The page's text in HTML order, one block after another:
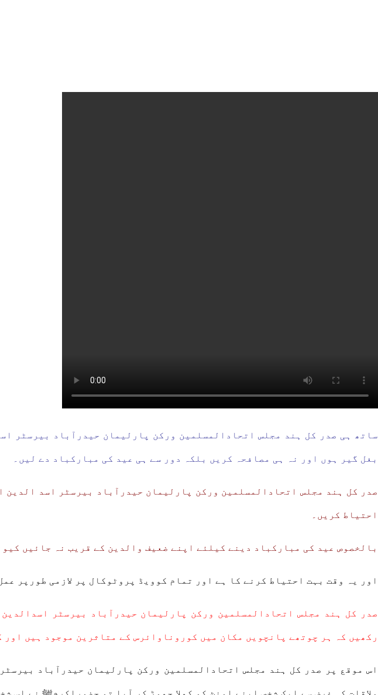
ساتھ ہی صدر کل ہند مجلس اتحادالمسلمین ورکن پارلیمان حیدرآباد بیرسٹر
بغل گیر ہوں اور نہ ہی مصافحہ کریں بلکہ دور سے ہی عید کی مبارکباد دے لیں۔
صدر کل ہند مجلس اتحادالمسلمین ورکن پارلیمان حیدرآباد بیرسٹر اسد
احتیاط کریں۔
بالخصوص عید کی مبارکباد دینے کیلئے اپنے ضعیف والدین کے قریب نہ جائیں
اور یہ وقت بہت احتیاط کرنے کا ہے اور تمام کوویڈ پروٹوکال پر لازمی طورپر
صدر کل ہند مجلس اتحادالمسلمین ورکن پارلیمان حیدرآباد بیرسٹر
رکھیں کہ ہر چوتھے پانچویں مکان میں کوروناوائرس کے متاثرین موجود ہیں
اس موقع پر صدر کل ہند مجلس اتحادالمسلمین ورکن پارلیمان حیدرآباد